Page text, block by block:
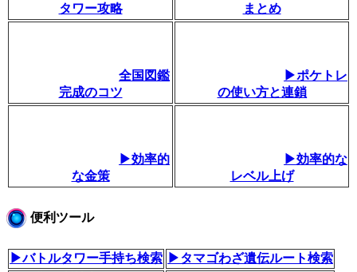
タワー攻略
まとめ
全国図鑑
完成のコツ
▶ポケトレ
の使い方と連鎖
▶効率的
な金策
▶効率的な
レベル上げ
便利ツール
▶バトルタワー手持ち検索
▶タマゴわざ遺伝ルート検索